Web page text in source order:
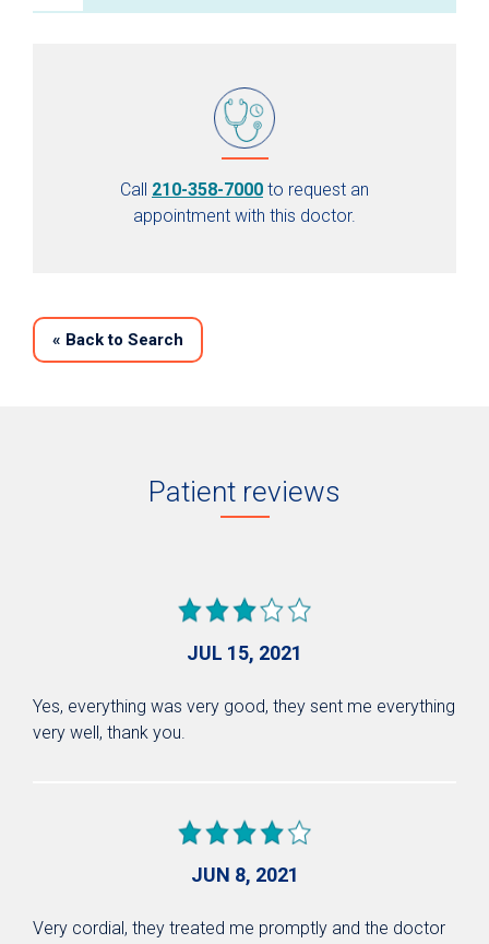
Call 210-358-7000 to request an
appointment with this doctor.
« Back to Search
Patient reviews
JUL 15, 2021
Yes, everything was very good, they sent me everything
very well, thank you.
JUN 8, 2021
Very cordial, they treated me promptly and the doctor